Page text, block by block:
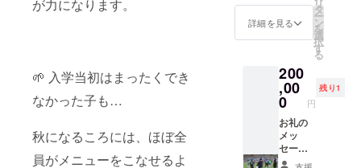
が力になります。
🌱 入学当初はまったくでき
なかった子も…
秋になるころには、ほぼ全
員がメニューをこなせるよ
【グッ
ズ】 帝
ナルタ
オルマ
フラー
を提供
しま
す。
（商品
(ブラッ
ク、サ
イズ
S.M.L.O
いたし
ます。
※チー
ム、選
手との
関係性
を、備
考欄に
詳細を見る
タ
ー
ン
を
選
択
す
る
200
,00
0 円
残り1
お礼の
メッ
セージ
と、帝